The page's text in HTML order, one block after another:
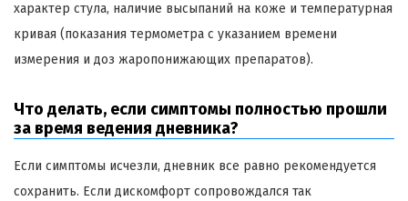
характер стула, наличие высыпаний на коже и температурная
кривая (показания термометра с указанием времени
измерения и доз жаропонижающих препаратов).
Что делать, если симптомы полностью прошли
за время ведения дневника?
Если симптомы исчезли, дневник все равно рекомендуется
сохранить. Если дискомфорт сопровождался так